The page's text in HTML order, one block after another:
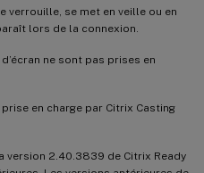
verrouille, se met en veille ou en
lors de la connexion.
ne sont pas prises en
en charge par Citrix Casting
version 2.40.3839 de Citrix Ready